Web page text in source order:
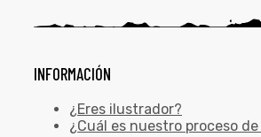
INFORMACIÓN
¿Eres ilustrador?
¿Cuál es nuestro proceso